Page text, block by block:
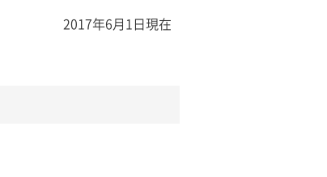
2017年6月1日現在